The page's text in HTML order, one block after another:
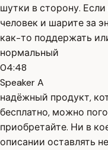
шутки в сторону.
человек и шарите за
как-то поддержать
нормальный
04:48
Speaker A
надёжный продукт,
бесплатно, можно
приобретайте. Ни в
описании оставлять